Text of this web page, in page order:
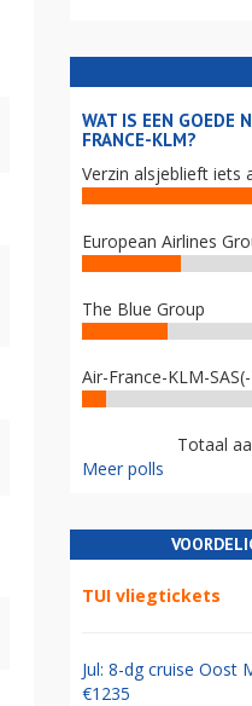
WAT IS EEN GOEDE
FRANCE-KLM?
Verzin alsjeblieft iets
European Airlines
The Blue Group
Air-France-KLM-
Totaal
Meer polls
TUI vliegtickets
Jul: 8-dg cruise Oost
€1235